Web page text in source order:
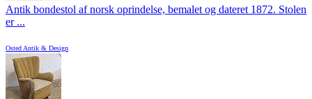
Antik bondestol af norsk oprindelse, bemalet og dateret 1872. Stolen
er ...
Osted Antik & Design